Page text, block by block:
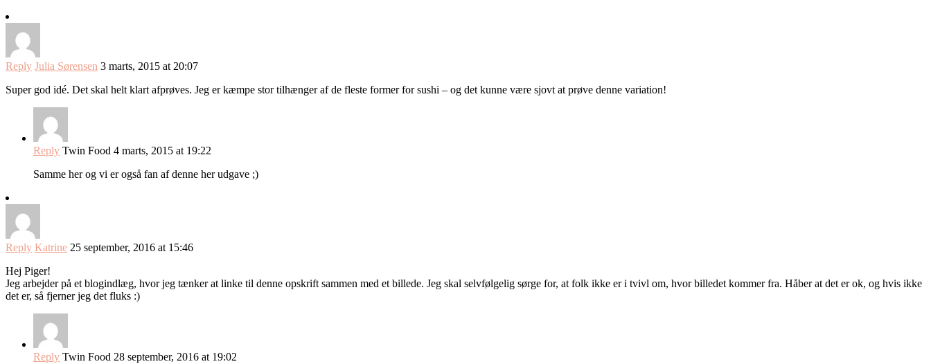
Reply Julia Sørensen 3 marts, 2015 at 20:07
Super god idé. Det skal helt klart afprøves. Jeg er kæmpe stor tilhænger af de fleste former for sushi – og det kunne være sjovt at prøve denne variation!
Reply Twin Food 4 marts, 2015 at 19:22
Samme her og vi er også fan af denne her udgave ;)
Reply Katrine 25 september, 2016 at 15:46
Hej Piger!
Jeg arbejder på et blogindlæg, hvor jeg tænker at linke til denne opskrift sammen med et billede. Jeg skal selvfølgelig sørge for, at folk ikke er i tvivl om, hvor billedet kommer fra. Håber at det er ok, og hvis ikke
det er, så fjerner jeg det fluks :)
Reply Twin Food 28 september, 2016 at 19:02